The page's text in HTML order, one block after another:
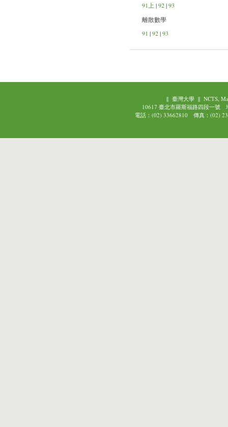
91上 |92|93
離散數學
91 |92|93
|| 臺灣大學|| NCTS,
10617 臺北市羅斯福路四段一號
電話：(02) 33662810 傳真：(02)